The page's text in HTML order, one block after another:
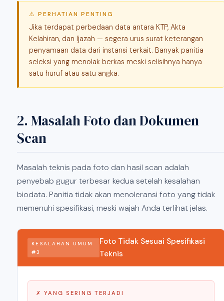
⚠ PERHATIAN PENTING
Jika terdapat perbedaan data antara KTP, Akta
Kelahiran, dan Ijazah — segera urus surat keterangan
penyamaan data dari instansi terkait. Banyak panitia
seleksi yang menolak berkas meski selisihnya hanya
satu huruf atau satu angka.
2. Masalah Foto dan Dokumen
Scan
Masalah teknis pada foto dan hasil scan adalah
penyebab gugur terbesar kedua setelah kesalahan
biodata. Panitia tidak akan menoleransi foto yang tidak
memenuhi spesifikasi, meski wajah Anda terlihat jelas.
KESALAHAN UMUM
#3
Foto Tidak Sesuai Spesifikasi
Teknis
✗ YANG SERING TERJADI